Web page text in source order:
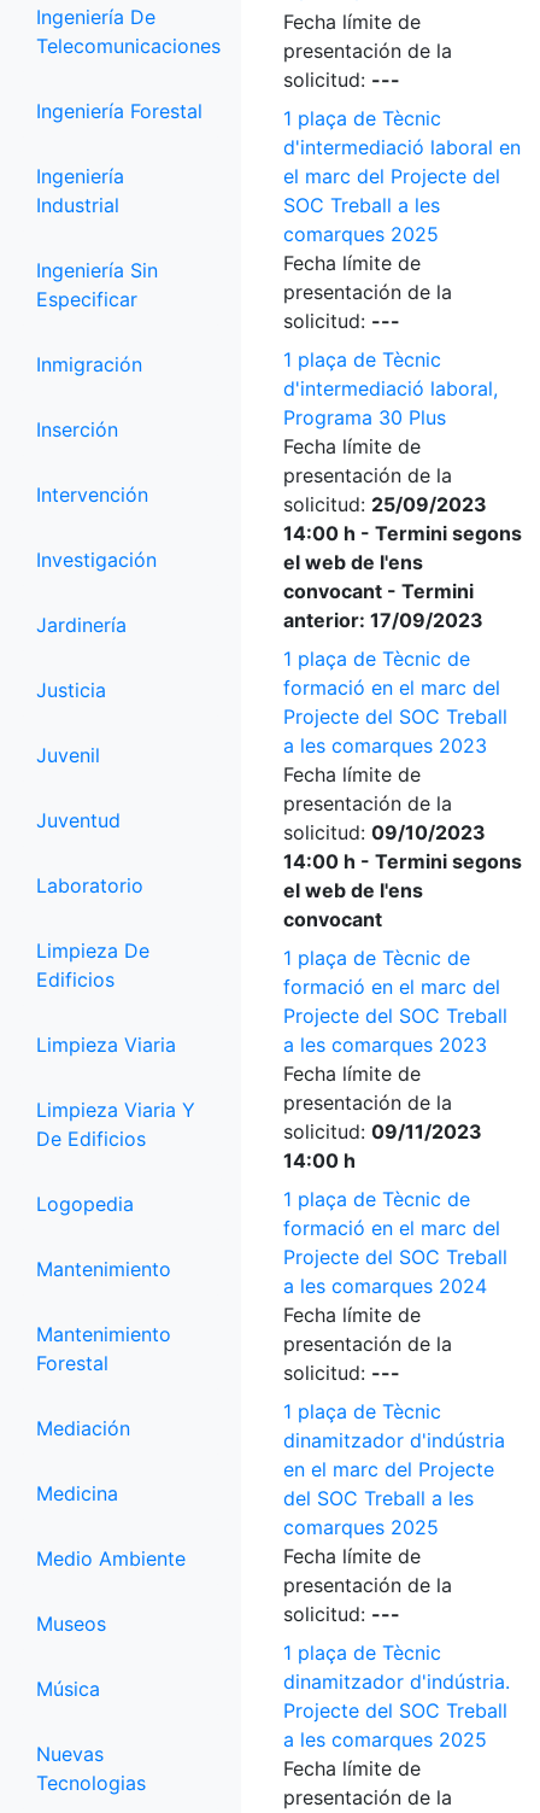
Ingeniería De
Telecomunicaciones
Ingeniería Forestal
Ingeniería
Industrial
Ingeniería Sin
Especificar
Inmigración
Inserción
Intervención
Investigación
Jardinería
Justicia
Juvenil
Juventud
Laboratorio
Limpieza De
Edificios
Limpieza Viaria
Limpieza Viaria Y
De Edificios
Logopedia
Mantenimiento
Mantenimiento
Forestal
Mediación
Medicina
Medio Ambiente
Museos
Música
Nuevas
Tecnologias
Fecha límite de
presentación de la
solicitud: ---
1 plaça de Tècnic
d'intermediació laboral en
el marc del Projecte del
SOC Treball a les
comarques 2025
Fecha límite de
presentación de la
solicitud: ---
1 plaça de Tècnic
d'intermediació laboral,
Programa 30 Plus
Fecha límite de
presentación de la
solicitud: 25/09/2023
14:00 h - Termini segons
el web de l'ens
convocant - Termini
anterior: 17/09/2023
1 plaça de Tècnic de
formació en el marc del
Projecte del SOC Treball
a les comarques 2023
Fecha límite de
presentación de la
solicitud: 09/10/2023
14:00 h - Termini segons
el web de l'ens
convocant
1 plaça de Tècnic de
formació en el marc del
Projecte del SOC Treball
a les comarques 2023
Fecha límite de
presentación de la
solicitud: 09/11/2023
14:00 h
1 plaça de Tècnic de
formació en el marc del
Projecte del SOC Treball
a les comarques 2024
Fecha límite de
presentación de la
solicitud: ---
1 plaça de Tècnic
dinamitzador d'indústria
en el marc del Projecte
del SOC Treball a les
comarques 2025
Fecha límite de
presentación de la
solicitud: ---
1 plaça de Tècnic
dinamitzador d'indústria.
Projecte del SOC Treball
a les comarques 2025
Fecha límite de
presentación de la